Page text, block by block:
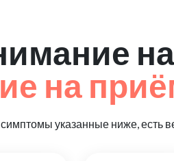
на
на
указанные ниже, есть